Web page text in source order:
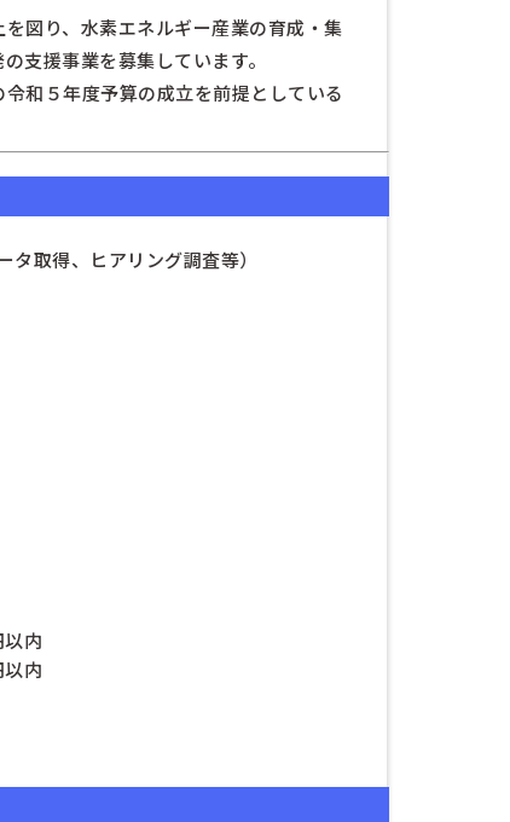
図り、水素エネルギー産業の育成・集
支援事業を募集しています。
和５年度予算の成立を前提としている
取得、ヒアリング調査等）
内
内